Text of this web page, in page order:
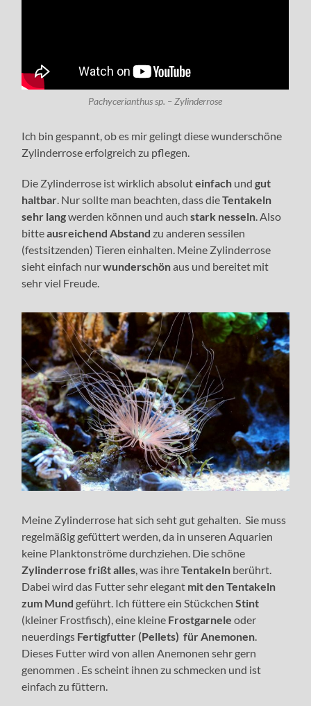
Pachycerianthus sp. – Zylinderrose
Ich bin gespannt, ob es mir gelingt diese wunderschöne
Zylinderrose erfolgreich zu pflegen.
Die Zylinderrose ist wirklich absoluteinfach undgut
haltbar. Nur sollte man beachten, dass dieTentakeln
sehr langwerden können und auchstark nesseln. Also
bitteausreichend Abstand zu anderen sessilen
(festsitzenden) Tieren einhalten. Meine Zylinderrose
sieht einfach nurwunderschönaus und bereitet mit
sehr viel Freude.
Meine Zylinderrose hat sich seht gut gehalten. Sie muss
regelmäßig gefüttert werden, da in unseren Aquarien
keine Planktonströme durchziehen. Die schöne
Zylinderrose frißt alles, was ihreTentakeln berührt.
Dabei wird das Futter sehr elegant mit den Tentakeln
zum Mund geführt. Ich füttere ein StückchenStint
(kleiner Frostfisch), eine kleine Frostgarnele oder
neuerdings Fertigfutter (Pellets) für Anemonen.
Dieses Futter wird von allen Anemonen sehr gern
genommen . Es scheint ihnen zu schmecken und ist
einfach zu füttern.